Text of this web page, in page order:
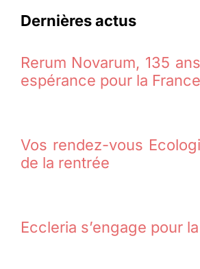
Dernières actus
Rerum Novarum, 135
espérance pour la France
Vos rendez-vous
de la rentrée
Eccleria s’engage pour